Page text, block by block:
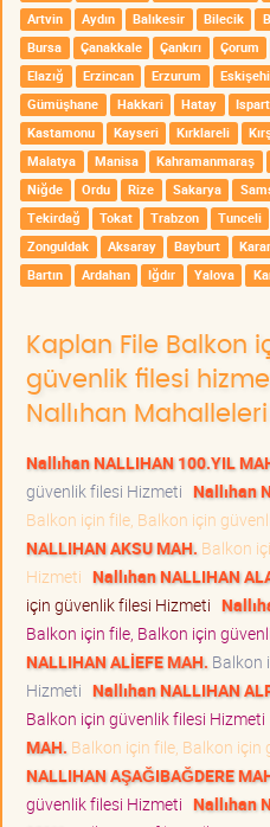
Artvin
Aydın Balıkesir Bilecik
Bursa
Çanakkale Çankırı Çorum
Elazığ
Erzincan Erzurum
Gümüşhane
Hakkari Hatay
Kastamonu
Kayseri Kırklareli
Malatya
Manisa Kahramanmaraş
Niğde
Ordu Rize Sakarya
Tekirdağ
Tokat Trabzon Tunceli
Zonguldak
Aksaray Bayburt
Bartın
Ardahan Iğdır Yalova
Kaplan File Balkon
güvenlik filesi
Nallıhan Mahalleleri
Nallıhan NALLIHAN 100.YIL
güvenlik filesi Hizmeti Nallıhan
Balkon için file, Balkon için
NALLIHAN AKSU MAH. Balkon
Hizmeti Nallıhan NALLIHAN
için güvenlik filesi Hizmeti
Balkon için file, Balkon için
NALLIHAN ALİEFE MAH. Balkon
Hizmeti Nallıhan NALLIHAN
Balkon için güvenlik filesi Hizmeti
MAH. Balkon için file, Balkon için
NALLIHAN AŞAĞIBAĞDERE
güvenlik filesi Hizmeti Nallıhan